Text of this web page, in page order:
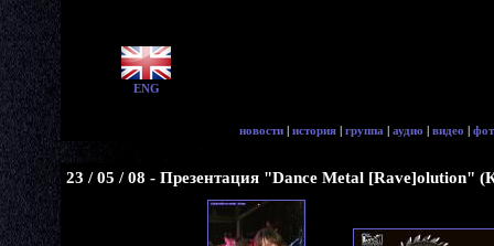
ENG
новости | история | группа | аудио | видео |
23 / 05 / 08 - Презентация "Dance Metal [Rave]olution"